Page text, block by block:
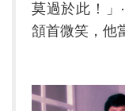
莫過於此！
頷首微笑，他